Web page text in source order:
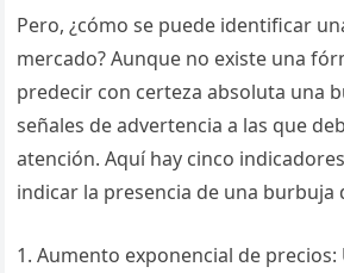
Pero, ¿cómo se puede identificar
mercado? Aunque no existe una
predecir con certeza absoluta una
señales de advertencia a las que
atención. Aquí hay cinco
indicar la presencia de una burbuja
1. Aumento exponencial de